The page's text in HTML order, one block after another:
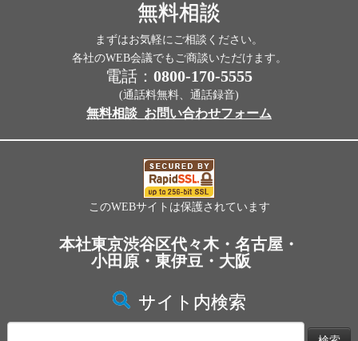
無料相談
まずはお気軽にご相談ください。
各社のWEB会議でもご商談いただけます。
電話： 0800-170-5555
(通話料無料、通話録音)
無料相談_お問い合わせフォーム
このWEBサイトは保護されています
本社東京渋谷区代々木・名古屋・
小田原・東伊豆・大阪
サイト内検索